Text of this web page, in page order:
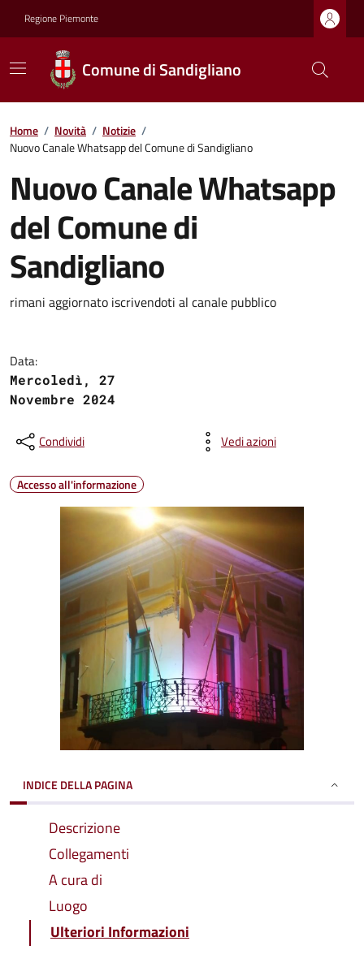
Regione Piemonte
Comune di Sandigliano
Home / Novità / Notizie /
Nuovo Canale Whatsapp del Comune di Sandigliano
Nuovo Canale Whatsapp
del Comune di
Sandigliano
rimani aggiornato iscrivendoti al canale pubblico
Data:
Mercoledì, 27
Novembre 2024
Condividi Vedi azioni
Accesso all'informazione
INDICE DELLA PAGINA
Descrizione
Collegamenti
A cura di
Luogo
Ulteriori Informazioni